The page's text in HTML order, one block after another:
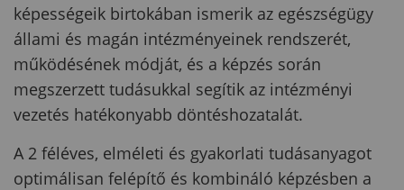
képességeik birtokában ismerik az egészségügy
állami és magán intézményeinek rendszerét,
működésének módját, és a képzés során
megszerzett tudásukkal segítik az intézményi
vezetés hatékonyabb döntéshozatalát.
A 2 féléves, elméleti és gyakorlati tudásanyagot
optimálisan felépítő és kombináló képzésben a